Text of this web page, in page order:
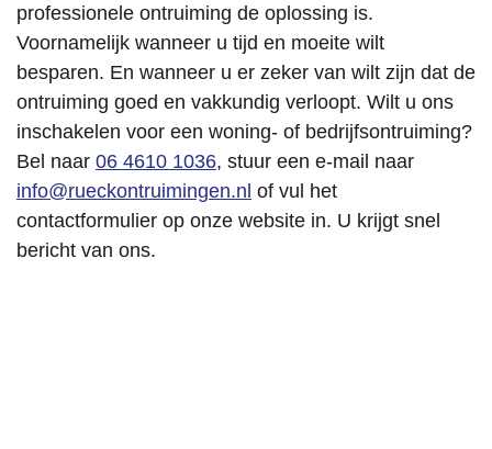
professionele ontruiming de oplossing is.
Voornamelijk wanneer u tijd en moeite wilt
besparen. En wanneer u er zeker van wilt zijn dat de
ontruiming goed en vakkundig verloopt. Wilt u ons
inschakelen voor een woning- of bedrijfsontruiming?
Bel naar 06 4610 1036, stuur een e-mail naar
info@rueckontruimingen.nl of vul het
contactformulier op onze website in. U krijgt snel
bericht van ons.